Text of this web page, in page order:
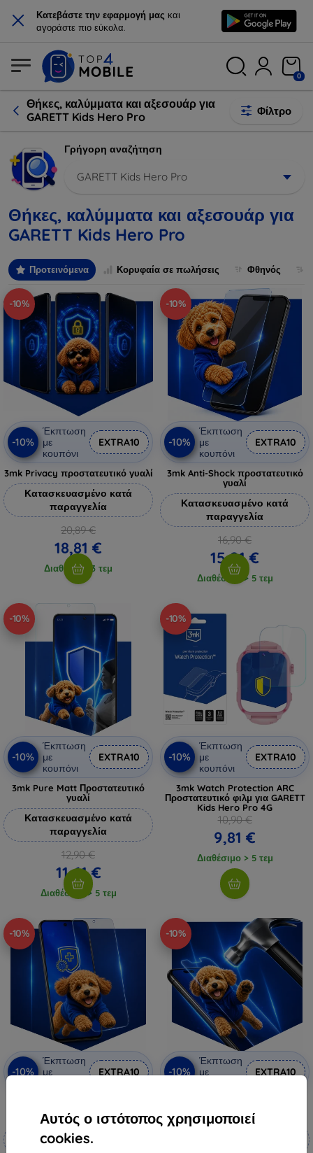
× Κατεβάστε την εφαρμογή μας και
αγοράστε πιο εύκολα.
Αυτός ο ιστότοπος χρησιμοποιεί
cookies.
0
Θήκες, καλύμματα και αξεσουάρ για
GARETT Kids Hero Pro
Φίλτρο
Γρήγορη αναζήτηση
GARETT Kids Hero Pro
Θήκες, καλύμματα και αξεσουάρ για
GARETT Kids Hero Pro
Προτεινόμενα Κορυφαία σε πωλήσεις Φθηνός
-10%
-10%
Έκπτωση
με
κουπόνι
EXTRA10
3mk Privacy προστατευτικό γυαλί
Κατασκευασμένο κατά
παραγγελία
20,89 €
18,81 €
Διαθέσιμο 3 τεμ
-10%
-10%
Έκπτωση
με
κουπόνι
EXTRA10
3mk Anti-Shock προστατευτικό
γυαλί
Κατασκευασμένο κατά
παραγγελία
16,90 €
15,21 €
Διαθέσιμο > 5 τεμ
-10%
-10%
Έκπτωση
με
κουπόνι
EXTRA10
3mk Pure Matt Προστατευτικό
γυαλί
Κατασκευασμένο κατά
παραγγελία
12,90 €
11,61 €
Διαθέσιμο > 5 τεμ
-10%
-10%
Έκπτωση
με
κουπόνι
EXTRA10
3mk Watch Protection ARC
Προστατευτικό φιλμ για GARETT
Kids Hero Pro 4G
10,90 €
9,81 €
Διαθέσιμο > 5 τεμ
-10%
-10%
Έκπτωση
με
EXTRA10
προστατευτική μεμβράνη
Κατασκευασμένο κατά
παραγγελία
-10%
-10%
Έκπτωση
με
EXTRA10
μεμβράνη